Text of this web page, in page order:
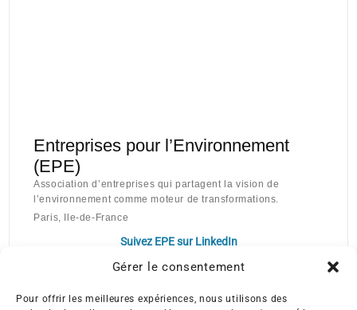
Gérer le consentement
Pour offrir les meilleures expériences, nous utilisons des
Entreprises pour l’Environnement
(EPE)
Association d’entreprises qui partagent la vision de
l’environnement comme moteur de transformations.
Paris, Ile-de-France
Suivez EPE sur LinkedIn